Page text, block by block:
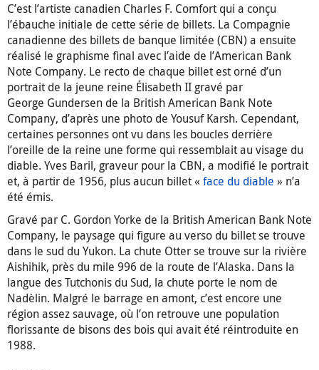
C’est l’artiste canadien Charles F. Comfort qui a conçu
l’ébauche initiale de cette série de billets. La Compagnie
canadienne des billets de banque limitée (CBN) a ensuite
réalisé le graphisme final avec l’aide de l’American Bank
Note Company. Le recto de chaque billet est orné d’un
portrait de la jeune reine Élisabeth II gravé par
George Gundersen de la British American Bank Note
Company, d’après une photo de Yousuf Karsh. Cependant,
certaines personnes ont vu dans les boucles derrière
l’oreille de la reine une forme qui ressemblait au visage du
diable. Yves Baril, graveur pour la CBN, a modifié le portrait
et, à partir de 1956, plus aucun billet « face du diable » n’a
été émis.
Gravé par C. Gordon Yorke de la British American Bank Note
Company, le paysage qui figure au verso du billet se trouve
dans le sud du Yukon. La chute Otter se trouve sur la rivière
Aishihik, près du mile 996 de la route de l’Alaska. Dans la
langue des Tutchonis du Sud, la chute porte le nom de
Nadèlin. Malgré le barrage en amont, c’est encore une
région assez sauvage, où l’on retrouve une population
florissante de bisons des bois qui avait été réintroduite en
1988.